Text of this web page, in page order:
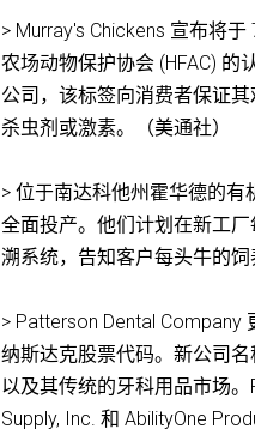
> Murray's Chickens 宣布将
农场动物保护协会 (HFAC) 的
公司，该标签向消费者保证
杀虫剂或激素。（美通社）
> 位于南达科他州霍华德的有
全面投产。他们计划在新工
溯系统，告知客户每头牛的
> Patterson Dental Company
纳斯达克股票代码。新公司
以及其传统的牙科用品市场
Supply, Inc. 和 AbilityOne